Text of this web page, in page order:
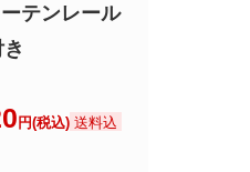
テンレール
円(税込) 送料込